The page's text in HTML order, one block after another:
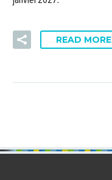
READ MORE